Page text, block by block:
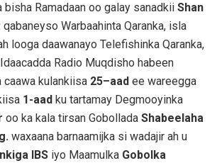
bisha Ramadaan oo galay sanadkii Shan
qabaneyso Warbaahinta Qaranka, isla
looga daawanayo Telefishinka Qaranka,
Radio Muqdisho habeen
caawa kulankiisa 25–aad ee wareegga
1-aad ku tartamay Degmooyinka
oo ka kala tirsan Gobollada Shabeelaha
waxaana barnaamijka si wadajir ah u
IBS iyo Maamulka Gobolka